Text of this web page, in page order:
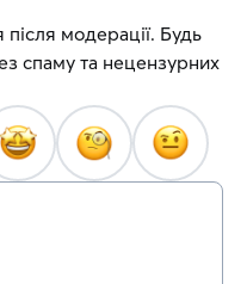
після модерації. Будь
спаму та нецензурних